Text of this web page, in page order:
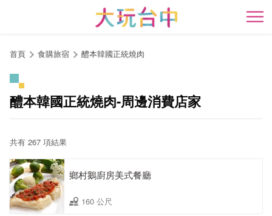
開
首頁 食購旅宿 醴本韓國正統燒肉
醴本韓國正統燒肉-周邊消費店家
共有 267 項結果
鄉村鵝廚房美式餐廳
160 公尺